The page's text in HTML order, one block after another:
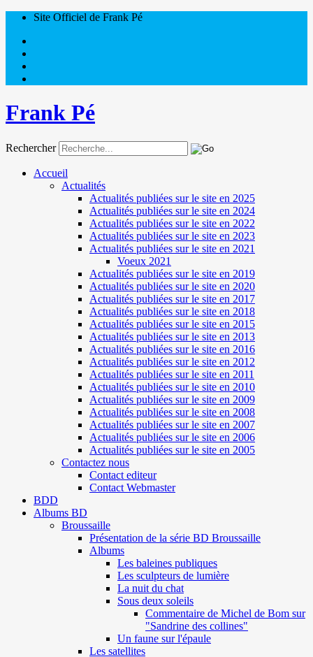
Site Officiel de Frank Pé
Frank Pé
Rechercher
Accueil
Actualités
Actualités publiées sur le site en 2025
Actualités publiées sur le site en 2024
Actualités publiées sur le site en 2022
Actualités publiées sur le site en 2023
Actualités publiées sur le site en 2021
Voeux 2021
Actualités publiées sur le site en 2019
Actualités publiées sur le site en 2020
Actualités publiées sur le site en 2017
Actualités publiées sur le site en 2018
Actualités publiées sur le site en 2015
Actualités publiées sur le site en 2013
Actualités publiées sur le site en 2016
Actualités publiées sur le site en 2012
Actualités publiées sur le site en 2011
Actualités publiées sur le site en 2010
Actualités publiées sur le site en 2009
Actualités publiées sur le site en 2008
Actualités publiées sur le site en 2007
Actualités publiées sur le site en 2006
Actualités publiées sur le site en 2005
Contactez nous
Contact editeur
Contact Webmaster
BDD
Albums BD
Broussaille
Présentation de la série BD Broussaille
Albums
Les baleines publiques
Les sculpteurs de lumière
La nuit du chat
Sous deux soleils
Commentaire de Michel de Bom sur
"Sandrine des collines"
Un faune sur l'épaule
Les satellites